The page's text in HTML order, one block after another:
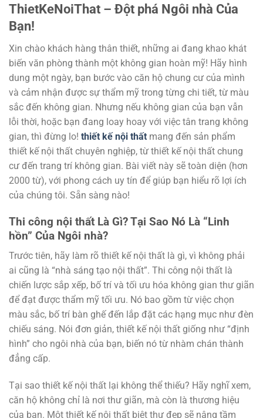
ThietKeNoiThat – Đột phá Ngôi nhà Của
Bạn!
Xin chào khách hàng thân thiết, những ai đang khao khát
biến văn phòng thành một không gian hoàn mỹ! Hãy hình
dung một ngày, bạn bước vào căn hộ chung cư của mình
và cảm nhận được sự thẩm mỹ trong từng chi tiết, từ màu
sắc đến không gian. Nhưng nếu không gian của bạn vẫn
lỗi thời, hoặc bạn đang loay hoay với việc tân trang không
gian, thì đừng lo! thiết kế nội thất mang đến sản phẩm
thiết kế nội thất chuyên nghiệp, từ thiết kế nội thất chung
cư đến trang trí không gian. Bài viết này sẽ toàn diện (hơn
2000 từ), với phong cách uy tín để giúp bạn hiểu rõ lợi ích
của chúng tôi. Sẵn sàng nào!
Thi công nội thất Là Gì? Tại Sao Nó Là “Linh
hồn” Của Ngôi nhà?
Trước tiên, hãy làm rõ thiết kế nội thất là gì, vì không phải
ai cũng là “nhà sáng tạo nội thất”. Thi công nội thất là
chiến lược sắp xếp, bố trí và tối ưu hóa không gian thư giãn
để đạt được thẩm mỹ tối ưu. Nó bao gồm từ việc chọn
màu sắc, bố trí bàn ghế đến lắp đặt các hạng mục như đèn
chiếu sáng. Nói đơn giản, thiết kế nội thất giống như “định
hình” cho ngôi nhà của bạn, biến nó từ nhàm chán thành
đẳng cấp.
Tại sao thiết kế nội thất lại không thể thiếu? Hãy nghĩ xem,
căn hộ không chỉ là nơi thư giãn, mà còn là thương hiệu
của bạn. Một thiết kế nội thất biệt thự đẹp sẽ nâng tầm